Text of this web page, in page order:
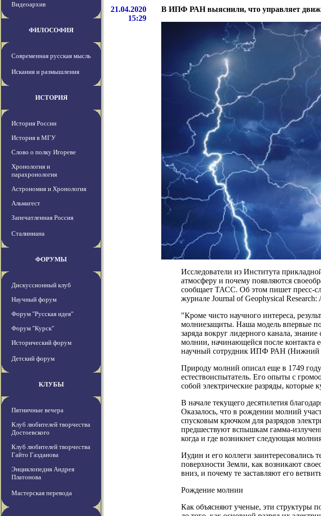
Видеоархив
ФИЛОСОФИЯ
Современная русская мысль
Искания и размышления
ИСТОРИЯ
История России
История в МГУ
Слово о полку Игореве
Хронология и
парахронология
Астрономия и Хронология
Альмагест
Запечатленная Россия
Сталиниана
ФОРУМЫ
Дискуссионный клуб
Научный форум
Форум "Русская идея"
Форум "Курск"
Исторический форум
Детский форум
КЛУБЫ
Пятничные вечера
Клуб любителей творчества
Достоевского
Клуб любителей творчества
Гайто Газданова
Энциклопедия Андрея
Платонова
Мастерская перевода
21.04.2020
15:29
В ИПФ РАН выяснили, что управляет
Исследователи из Института
атмосферу и почему появляются
сообщает ТАСС. Об этом пишет пресс-
журнале Journal of Geophysical Research:
"Кроме чисто научного интереса,
молниезащиты. Наша модель впервые
заряда вокруг лидерного канала,
молнии, начинающейся после контакта
научный сотрудник ИПФ РАН (Нижний
Природу молний описал еще в 1749
естествоиспытатель. Его опыты с
собой электрические разряды,
В начале текущего десятилетия
Оказалось, что в рождении молний
спусковым крючком для разрядов
предшествуют вспышкам гамма-
когда и где возникнет следующая
Иудин и его коллеги
поверхности Земли, как возникают
вниз, и почему те заставляют его
Рождение молнии
Как объясняют ученые, эти структуры